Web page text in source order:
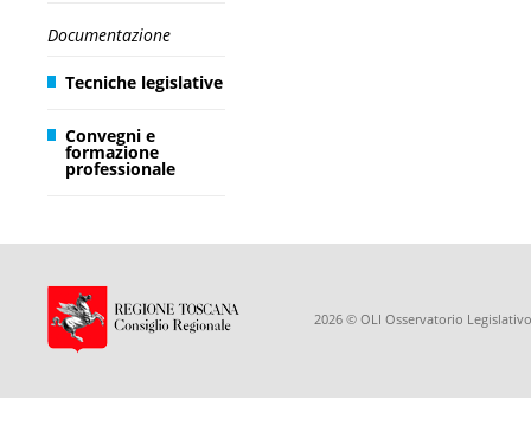
Documentazione
Tecniche legislative
Convegni e
formazione
professionale
2026 © OLI Osservatorio